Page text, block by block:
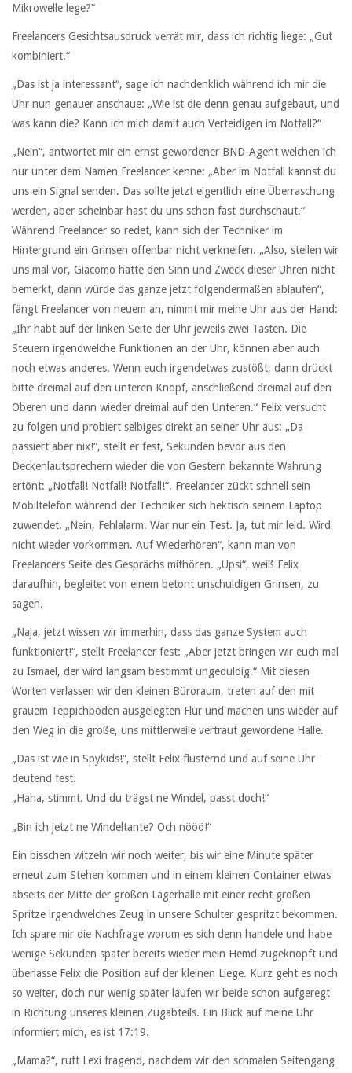
Mikrowelle lege?“
Freelancers Gesichtsausdruck verrät mir, dass ich richtig liege: „Gut
kombiniert.“
„Das ist ja interessant“, sage ich nachdenklich während ich mir die
Uhr nun genauer anschaue: „Wie ist die denn genau aufgebaut, und
was kann die? Kann ich mich damit auch Verteidigen im Notfall?“
„Nein“, antwortet mir ein ernst gewordener BND-Agent welchen ich
nur unter dem Namen Freelancer kenne: „Aber im Notfall kannst du
uns ein Signal senden. Das sollte jetzt eigentlich eine Überraschung
werden, aber scheinbar hast du uns schon fast durchschaut.“
Während Freelancer so redet, kann sich der Techniker im
Hintergrund ein Grinsen offenbar nicht verkneifen. „Also, stellen wir
uns mal vor, Giacomo hätte den Sinn und Zweck dieser Uhren nicht
bemerkt, dann würde das ganze jetzt folgendermaßen ablaufen“,
fängt Freelancer von neuem an, nimmt mir meine Uhr aus der Hand:
„Ihr habt auf der linken Seite der Uhr jeweils zwei Tasten. Die
Steuern irgendwelche Funktionen an der Uhr, können aber auch
noch etwas anderes. Wenn euch irgendetwas zustößt, dann drückt
bitte dreimal auf den unteren Knopf, anschließend dreimal auf den
Oberen und dann wieder dreimal auf den Unteren.“ Felix versucht
zu folgen und probiert selbiges direkt an seiner Uhr aus: „Da
passiert aber nix!“, stellt er fest, Sekunden bevor aus den
Deckenlautsprechern wieder die von Gestern bekannte Wahrung
ertönt: „Notfall! Notfall! Notfall!“. Freelancer zückt schnell sein
Mobiltelefon während der Techniker sich hektisch seinem Laptop
zuwendet. „Nein, Fehlalarm. War nur ein Test. Ja, tut mir leid. Wird
nicht wieder vorkommen. Auf Wiederhören“, kann man von
Freelancers Seite des Gesprächs mithören. „Upsi“, weiß Felix
daraufhin, begleitet von einem betont unschuldigen Grinsen, zu
sagen.
„Naja, jetzt wissen wir immerhin, dass das ganze System auch
funktioniert!“, stellt Freelancer fest: „Aber jetzt bringen wir euch mal
zu Ismael, der wird langsam bestimmt ungeduldig.“ Mit diesen
Worten verlassen wir den kleinen Büroraum, treten auf den mit
grauem Teppichboden ausgelegten Flur und machen uns wieder auf
den Weg in die große, uns mittlerweile vertraut gewordene Halle.
„Das ist wie in Spykids!“, stellt Felix flüsternd und auf seine Uhr
deutend fest.
„Haha, stimmt. Und du trägst ne Windel, passt doch!“
„Bin ich jetzt ne Windeltante? Och nööö!“
Ein bisschen witzeln wir noch weiter, bis wir eine Minute später
erneut zum Stehen kommen und in einem kleinen Container etwas
abseits der Mitte der großen Lagerhalle mit einer recht großen
Spritze irgendwelches Zeug in unsere Schulter gespritzt bekommen.
Ich spare mir die Nachfrage worum es sich denn handele und habe
wenige Sekunden später bereits wieder mein Hemd zugeknöpft und
überlasse Felix die Position auf der kleinen Liege. Kurz geht es noch
so weiter, doch nur wenig später laufen wir beide schon aufgeregt
in Richtung unseres kleinen Zugabteils. Ein Blick auf meine Uhr
informiert mich, es ist 17:19.
„Mama?“, ruft Lexi fragend, nachdem wir den schmalen Seitengang